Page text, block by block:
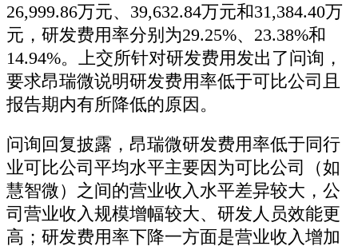
26,999.86万元、39,632.84万元和31,384.40万
元，研发费用率分别为29.25%、23.38%和
14.94%。上交所针对研发费用发出了问询，
要求昂瑞微说明研发费用率低于可比公司且
报告期内有所降低的原因。
问询回复披露，昂瑞微研发费用率低于同行
业可比公司平均水平主要因为可比公司（如
慧智微）之间的营业收入水平差异较大，公
司营业收入规模增幅较大、研发人员效能更
高；研发费用率下降一方面是营业收入增加